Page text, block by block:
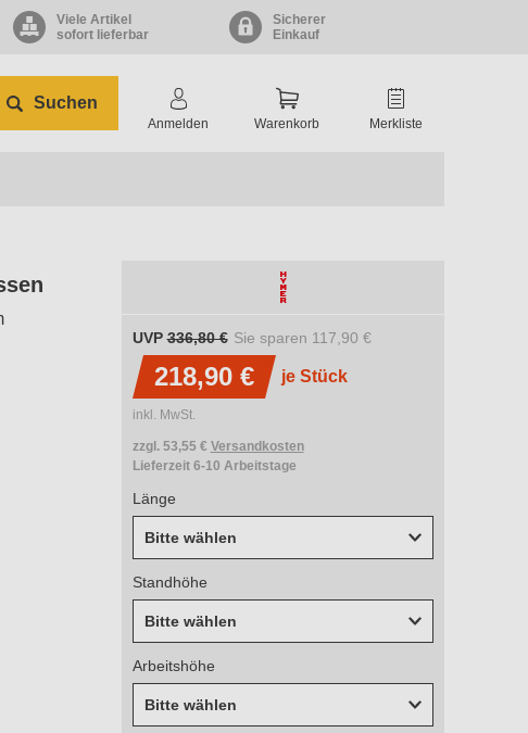
Viele Artikel
sofort lieferbar
Sicherer
Einkauf
Suchen
Anmelden Warenkorb Merkliste
UVP336,80 € Sie sparen 117,90 €
218,90 € je Stück
inkl. MwSt.
zzgl. 53,55 € Versandkosten
Lieferzeit 6-10 Arbeitstage
Länge
Bitte wählen
Standhöhe
Bitte wählen
Arbeitshöhe
Bitte wählen